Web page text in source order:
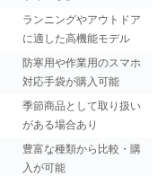
ランニングやアウトドア
に適した高機能モデル
防寒用や作業用のスマホ
対応手袋が購入可能
季節商品として取り扱い
がある場合あり
豊富な種類から比較・購
入が可能